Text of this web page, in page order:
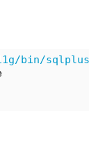
bin/sqlplus